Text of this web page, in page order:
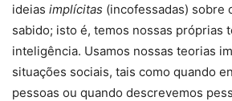
ideias implícitas (incofessadas) sobre
sabido; isto é, temos nossas próprias
inteligência. Usamos nossas teorias
situações sociais, tais como quando
pessoas ou quando descrevemos